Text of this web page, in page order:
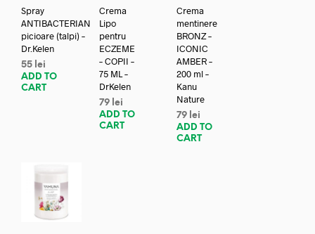
Spray
ANTIBACTERIAN
picioare (talpi) –
Dr.Kelen
55 lei
ADD TO
CART
Crema
Lipo
pentru
ECZEME
– COPII –
75 ML –
DrKelen
79 lei
ADD TO
CART
Crema
mentinere
BRONZ –
ICONIC
AMBER –
200 ml –
Kanu
Nature
79 lei
ADD TO
CART